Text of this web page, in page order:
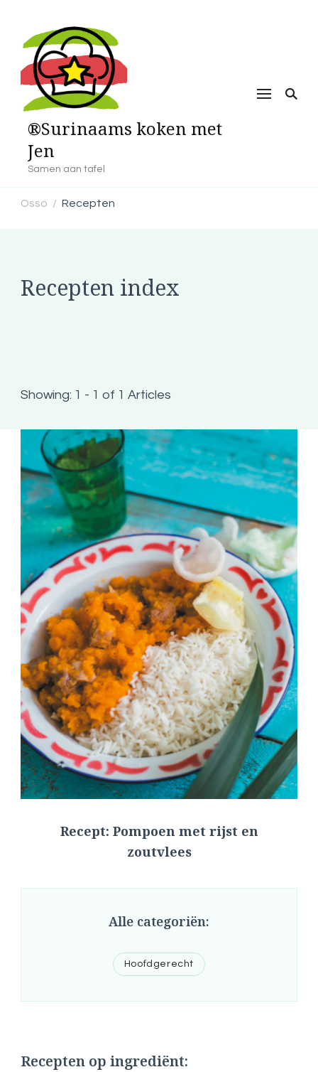
®Surinaams koken met
Jen
Samen aan tafel
Osso / Recepten
Recepten index
Showing: 1 - 1 of 1 Articles
Recept: Pompoen met rijst en
zoutvlees
Alle categoriën:
Hoofdgerecht
Recepten op ingrediënt: